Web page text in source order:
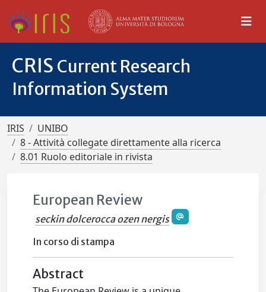
CRIS Current Research
Information System
IRIS
UNIBO
8 - Attività collegate direttamente alla ricerca
8.01 Ruolo editoriale in rivista
European Review
seckin dolcerocca ozen nergis
In corso di stampa
Abstract